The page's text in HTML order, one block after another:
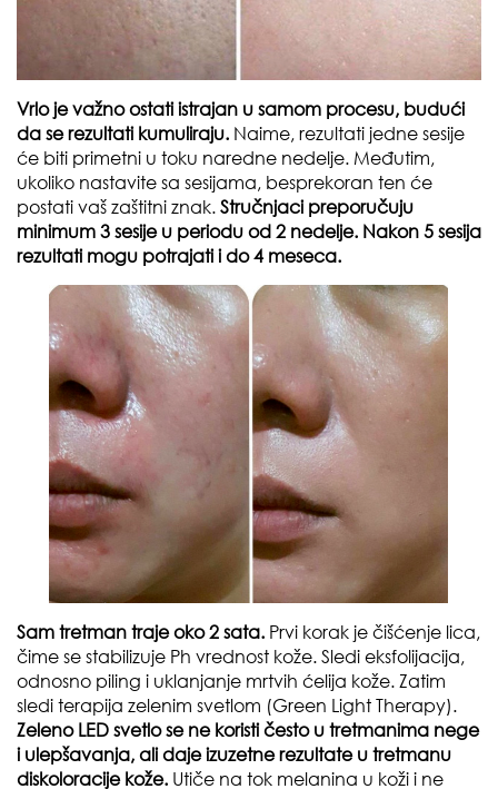
Vrlo je važno ostati istrajan u samom procesu, budući
da se rezultati kumuliraju. Naime, rezultati jedne sesije
će biti primetni u toku naredne nedelje. Međutim,
ukoliko nastavite sa sesijama, besprekoran ten će
postati vaš zaštitni znak. Stručnjaci preporučuju
minimum 3 sesije u periodu od 2 nedelje. Nakon 5 sesija
rezultati mogu potrajati i do 4 meseca.
Sam tretman traje oko 2 sata. Prvi korak je čišćenje lica,
čime se stabilizuje Ph vrednost kože. Sledi eksfolijacija,
odnosno piling i uklanjanje mrtvih ćelija kože. Zatim
sledi terapija zelenim svetlom (Green Light Therapy).
Zeleno LED svetlo se ne koristi često u tretmanima nege
i ulepšavanja, ali daje izuzetne rezultate u tretmanu
diskoloracije kože. Utiče na tok melanina u koži i ne